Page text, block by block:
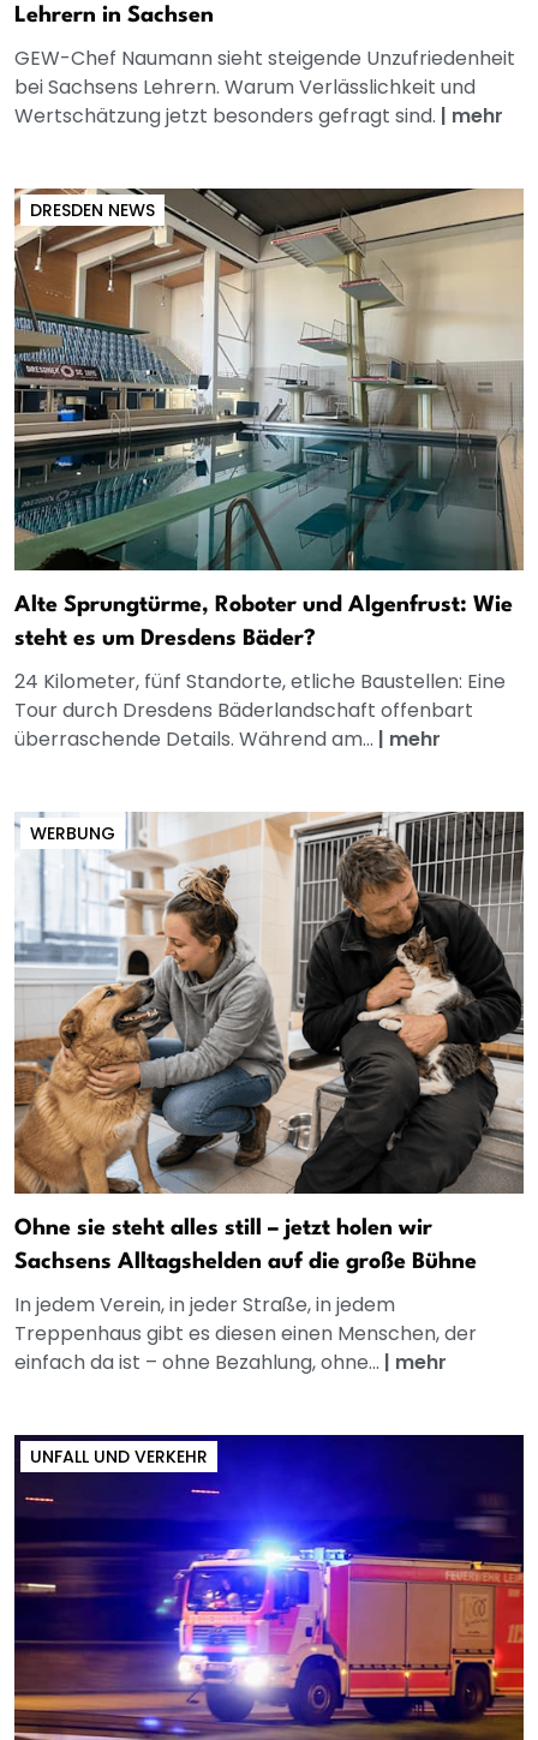
Lehrern in Sachsen
GEW-Chef Naumann sieht steigende Unzufriedenheit
bei Sachsens Lehrern. Warum Verlässlichkeit und
Wertschätzung jetzt besonders gefragt sind. | mehr
DRESDEN NEWS
Alte Sprungtürme, Roboter und Algenfrust: Wie
steht es um Dresdens Bäder?
24 Kilometer, fünf Standorte, etliche Baustellen: Eine
Tour durch Dresdens Bäderlandschaft offenbart
überraschende Details. Während am... | mehr
WERBUNG
Ohne sie steht alles still – jetzt holen wir
Sachsens Alltagshelden auf die große Bühne
In jedem Verein, in jeder Straße, in jedem
Treppenhaus gibt es diesen einen Menschen, der
einfach da ist – ohne Bezahlung, ohne... | mehr
UNFALL UND VERKEHR